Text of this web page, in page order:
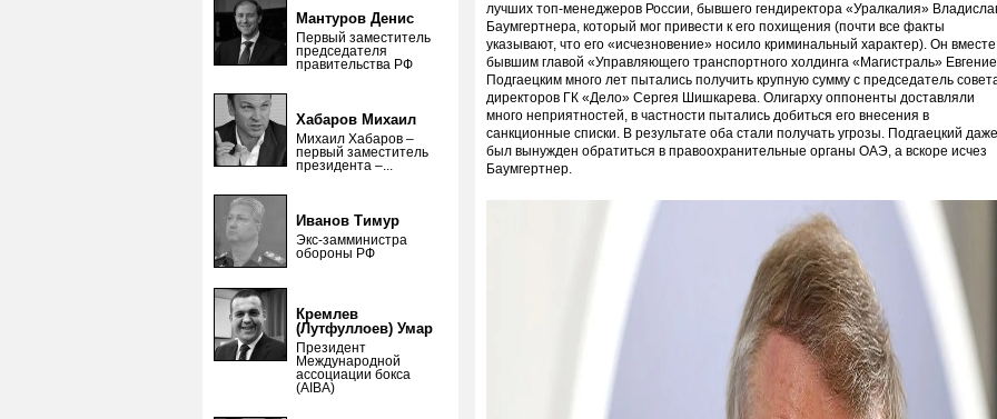
Мантуров Денис
Первый заместитель
председателя
правительства РФ
Хабаров Михаил
Михаил Хабаров –
первый заместитель
президента –...
Иванов Тимур
Экс-замминистра
обороны РФ
Кремлев
(Лутфуллоев) Умар
Президент
Международной
ассоциации бокса
(AIBA)
лучших топ-менеджеров России, бывшего гендиректора «Уралкалия»
Баумгертнера, который мог привести к его похищения (почти все факты
указывают, что его «исчезновение» носило криминальный характер). Он
бывшим главой «Управляющего транспортного холдинга «Магистраль»
Подгаецким много лет пытались получить крупную сумму с председатель
директоров ГК «Дело» Сергея Шишкарева. Олигарху оппоненты доставляли
много неприятностей, в частности пытались добиться его внесения в
санкционные списки. В результате оба стали получать угрозы. Подгаецкий даже
был вынужден обратиться в правоохранительные органы ОАЭ, а вскоре исчез
Баумгертнер.